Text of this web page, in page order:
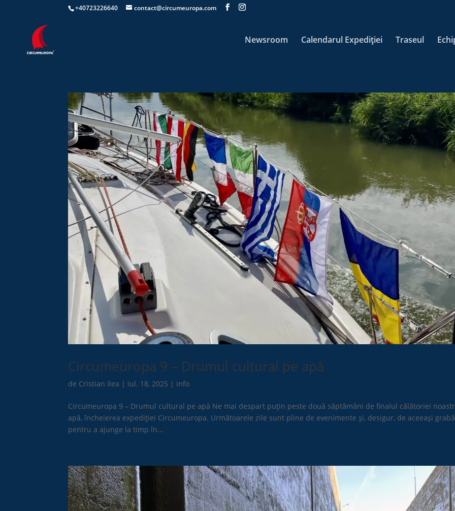
+40723226640 contact@circumeuropa.com
Newsroom Calendarul Expediției Traseul
Circumeuropa 9 – Drumul cultural pe apă
de Cristian Ilea | iul. 18, 2025 | info
Circumeuropa 9 – Drumul cultural pe apă Ne mai despart puțin peste două săptămâni de finalul călătoriei
apă, încheierea expediției Circumeuropa. Următoarele zile sunt pline de evenimente și, desigur, de aceeași grabă
pentru a ajunge la timp în...